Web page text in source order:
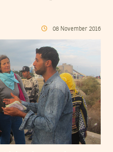
08 November 2016